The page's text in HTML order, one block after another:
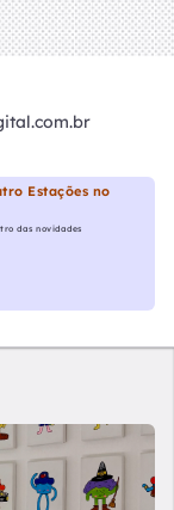
Estações no
das novidades